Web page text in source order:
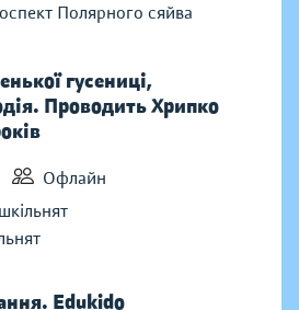
Полярного сяйва
гусениці,
Проводить Хрипко
Офлайн
Edukido